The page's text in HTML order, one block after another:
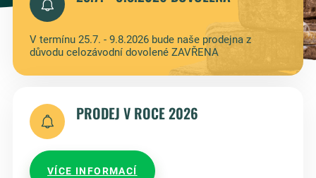
V termínu 25.7. - 9.8.2026 bude naše prodejna z
důvodu celozávodní dovolené ZAVŘENA
PRODEJ V ROCE 2026
VÍCE INFORMACÍ